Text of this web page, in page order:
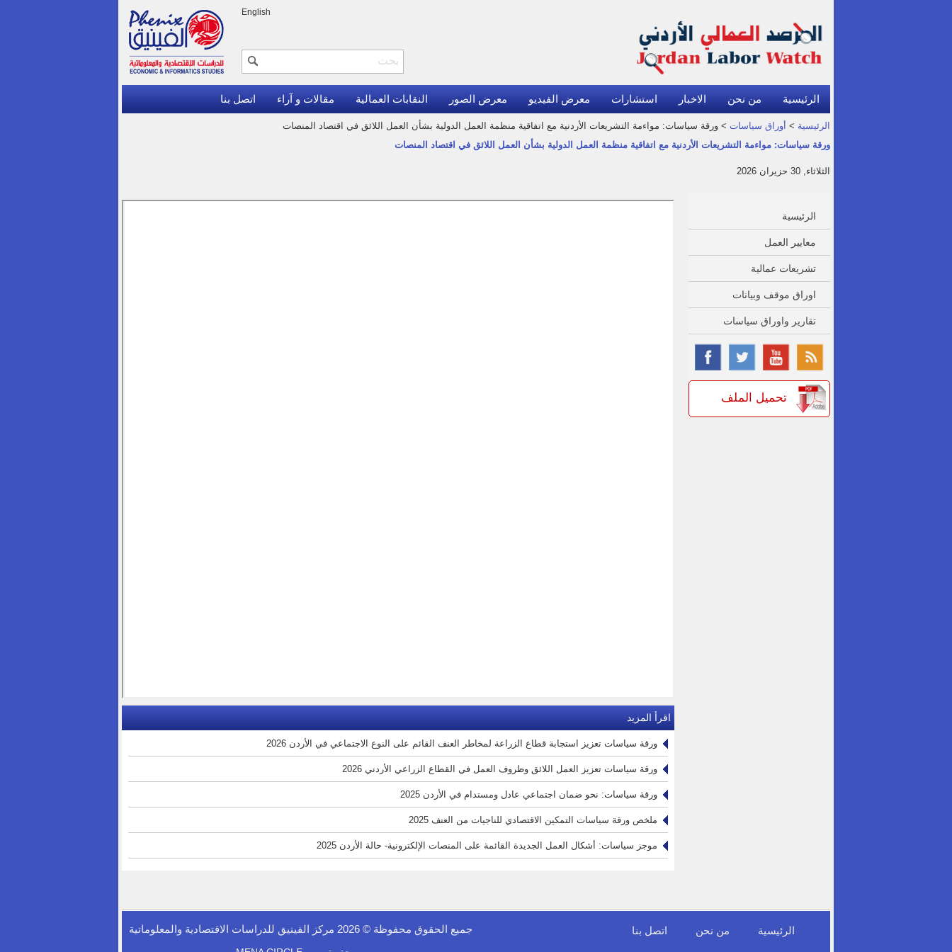
English
الرئيسية من نحن الاخبار استشارات معرض الفيديو معرض الصور النقابات العمالية مقالات و آراء اتصل بنا
الرئيسية > أوراق سياسات > ورقة سياسات: مواءمة التشريعات الأردنية مع اتفاقية منظمة العمل الدولية بشأن العمل اللائق في اقتصاد المنصات
ورقة سياسات: مواءمة التشريعات الأردنية مع اتفاقية منظمة العمل الدولية بشأن العمل اللائق في اقتصاد المنصات
الثلاثاء, 30 حزيران 2026
الرئيسية
معايير العمل
تشريعات عمالية
اوراق موقف وبيانات
تقارير واوراق سياسات
تحميل الملف
اقرأ المزيد
ورقة سياسات تعزيز استجابة قطاع الزراعة لمخاطر العنف القائم على النوع الاجتماعي في الأردن 2026
ورقة سياسات تعزيز العمل اللائق وظروف العمل في القطاع الزراعي الأردني 2026
ورقة سياسات: نحو ضمان اجتماعي عادل ومستدام في الأردن 2025
ملخص ورقة سياسات التمكين الاقتصادي للناجيات من العنف 2025
موجز سياسات: أشكال العمل الجديدة القائمة على المنصات الإلكترونية- حالة الأردن 2025
الرئيسية من نحن اتصل بنا جميع الحقوق محفوظة © 2026 مركز الفينيق للدراسات الاقتصادية والمعلوماتية